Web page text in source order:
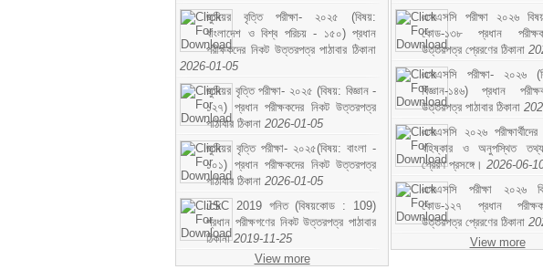
জুনিয়র বৃত্তি পরীক্ষা- ২০২৫ (বিষয়:
বাংলাদেশ ও বিশ্ব পরিচয় - ১৫০) প্রধান
পরীক্ষকদের নিকট উত্তরপত্র পাঠাবার ঠিকানা
2026-01-05
জুনিয়র বৃত্তি পরীক্ষা- ২০২৫ (বিষয়: বিজ্ঞান -
১২৭) প্রধান পরীক্ষকদের নিকট উত্তরপত্র
পাঠাবার ঠিকানা 2026-01-05
জুনিয়র বৃত্তি পরীক্ষা- ২০২৫(বিষয়: বাংলা -
১০১) প্রধান পরীক্ষকদের নিকট উত্তরপত্র
পাঠাবার ঠিকানা 2026-01-05
JSC 2019 গনিত (বিষয়কোড : 109)
প্রধান পরীক্ষগণের নিকট উত্তরপত্র পাঠাবার
ঠিকানা2019-11-25
View more
এসএসসি পরীক্ষা ২০২৬
কোড-১৩৮ প্রধান
উত্তরপত্র প্রেরণের ঠিকানা
এসএসসি পরীক্ষা- ২০২৬
বিজ্ঞান-১৪৬) প্রধান
উত্তরপত্র পাঠাবার ঠিকানা
এসএসসি ২০২৬ পরীক্ষার্থীদের
বহিষ্কার ও অনুপস্থিত
প্রেরণ প্রসঙ্গে। 2026-06-
এসএসসি পরীক্ষা ২০২৬
কোড-১২৭ প্রধান
উত্তরপত্র প্রেরণের ঠিকানা
View more